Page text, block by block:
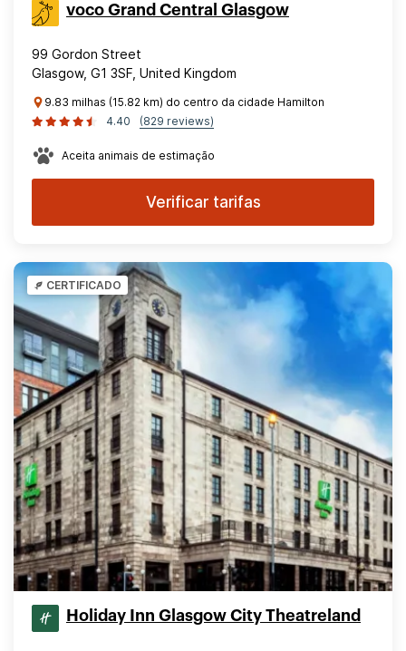
voco Grand Central Glasgow
99 Gordon Street
Glasgow, G1 3SF, United Kingdom
9.83 milhas (15.82 km) do centro da cidade Hamilton
4.40
(829 reviews)
Aceita animais de estimação
Verificar tarifas
CERTIFICADO
Holiday Inn Glasgow City Theatreland